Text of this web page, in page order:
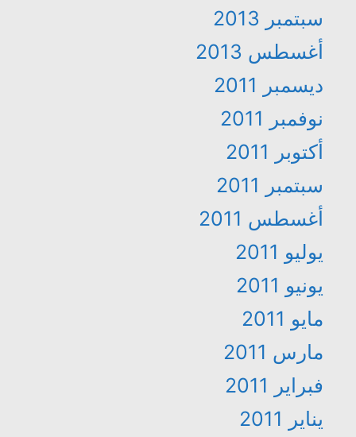
سبتمبر 2013
أغسطس 2013
ديسمبر 2011
نوفمبر 2011
أكتوبر 2011
سبتمبر 2011
أغسطس 2011
يوليو 2011
يونيو 2011
مايو 2011
مارس 2011
فبراير 2011
يناير 2011